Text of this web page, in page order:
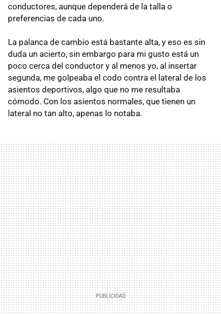
conductores, aunque dependerá de la talla o
preferencias de cada uno.
La palanca de cambio está bastante alta, y eso es sin
duda un acierto, sin embargo para mi gusto está un
poco cerca del conductor y al menos yo, al insertar
segunda, me golpeaba el codo contra el lateral de los
asientos deportivos, algo que no me resultaba
cómodo. Con los asientos normales, que tienen un
lateral no tan alto, apenas lo notaba.